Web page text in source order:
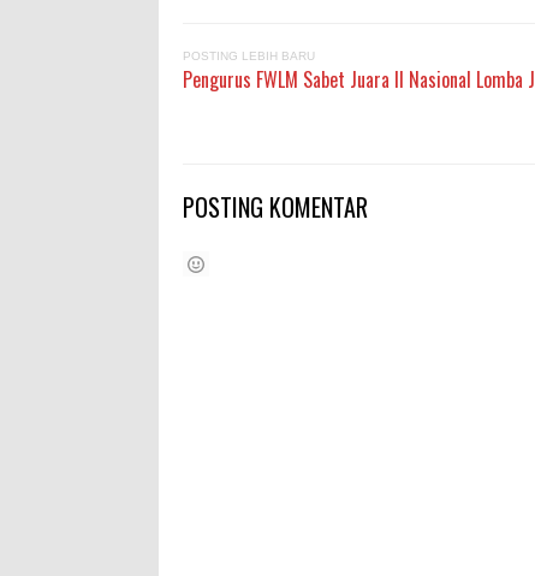
POSTING LEBIH BARU
Pengurus FWLM Sabet Juara II Nasional
POSTING KOMENTAR